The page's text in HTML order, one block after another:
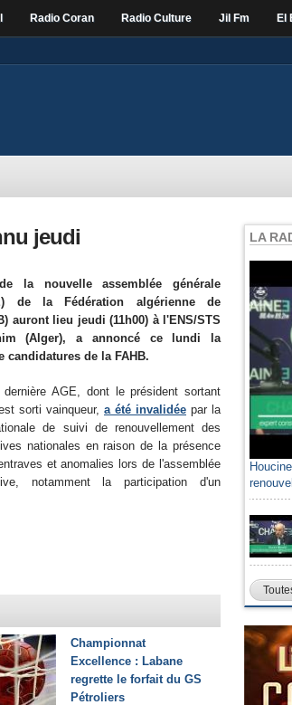
Radio Coran Radio Culture Jil Fm El
jeudi
la nouvelle assemblée générale
de la Fédération algérienne de
auront lieu jeudi (11h00) à l'ENS/STS
(Alger), a annoncé ce lundi la
candidatures de la FAHB.
dernière AGE, dont le président sortant
sorti vainqueur, a été invalidée par la
de suivi de renouvellement des
nationales en raison de la présence
et anomalies lors de l'assemblée
notamment la participation d'un
Championnat
Excellence : Labane
regrette le forfait du GS
Pétroliers
LA